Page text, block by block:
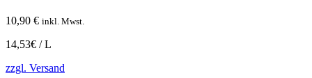
10,90 € inkl. Mwst.
14,53€ / L
zzgl. Versand